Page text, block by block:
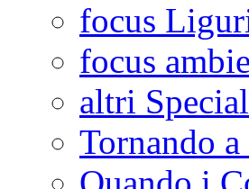
focus
focus
altri
Tornando